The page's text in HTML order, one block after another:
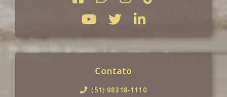
Contato
(51) 98318-1110